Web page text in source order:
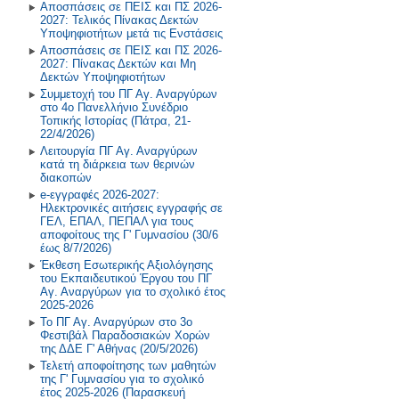
Διακρίσεις 2013-2014
Διακρίσεις 2012-2013
Διακρίσεις 2011-2012
Τεχνολογίας
Περιβάλλον και Εκπάιδευση για
την Αειφόρο Ανάπτυξη
Πρόγραμμα Σίτισης και Υγιεινής
Διατροφής
Δραστηριότητες στο Σχολικό
Επαγγελματικό Προσανατολισμό
2021-2022
Παλαιότερα έτη
2022-2023
2019-2020
2018-2019
2017-2018
2016-2017
2015-2016
2014-2015
Παλαιότερη Έτη
Αποσπάσεις σε ΠΕΙΣ και ΠΣ 2026-
2027: Τελικός Πίνακας Δεκτών
Υποψηφιοτήτων μετά τις Ενστάσεις
Αποσπάσεις σε ΠΕΙΣ και ΠΣ 2026-
2027: Πίνακας Δεκτών και Μη
Δεκτών Υποψηφιοτήτων
Συμμετοχή του ΠΓ Αγ. Αναργύρων
στο 4ο Πανελλήνιο Συνέδριο
Τοπικής Ιστορίας (Πάτρα, 21-
22/4/2026)
Λειτουργία ΠΓ Αγ. Αναργύρων
κατά τη διάρκεια των θερινών
διακοπών
e-εγγραφές 2026-2027:
Ηλεκτρονικές αιτήσεις εγγραφής σε
ΓΕΛ, ΕΠΑΛ, ΠΕΠΑΛ για τους
αποφοίτους της Γ' Γυμνασίου (30/6
έως 8/7/2026)
Έκθεση Εσωτερικής Αξιολόγησης
του Εκπαιδευτικού Έργου του ΠΓ
Αγ. Αναργύρων για το σχολικό έτος
2025-2026
Το ΠΓ Αγ. Αναργύρων στο 3ο
Φεστιβάλ Παραδοσιακών Χορών
της ΔΔΕ Γ' Αθήνας (20/5/2026)
Τελετή αποφοίτησης των μαθητών
της Γ' Γυμνασίου για το σχολικό
έτος 2025-2026 (Παρασκευή